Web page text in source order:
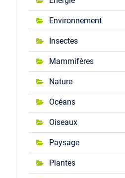
Environnement
Insectes
Mammifères
Nature
Océans
Oiseaux
Paysage
Plantes